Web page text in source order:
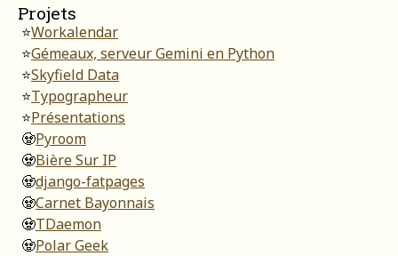
Projets
⭐Workalendar
⭐Gémeaux, serveur Gemini en Python
⭐Skyfield Data
⭐Typographeur
⭐Présentations
🧟Pyroom
🧟Bière Sur IP
🧟django-fatpages
🧟Carnet Bayonnais
🧟TDaemon
🧟Polar Geek